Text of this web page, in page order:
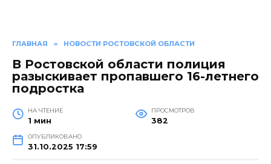
ГЛАВНАЯ » НОВОСТИ РОСТОВСКОЙ ОБЛАСТИ
В Ростовской области полиция
разыскивает пропавшего 16-летнего
подростка
НА ЧТЕНИЕ
1 мин
ПРОСМОТРОВ
382
ОПУБЛИКОВАНО
31.10.2025 17:59